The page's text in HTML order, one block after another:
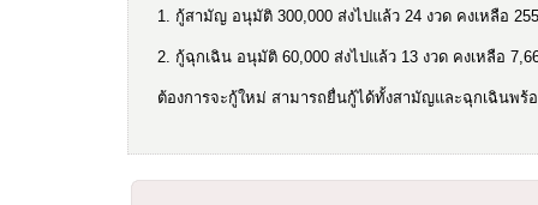
1. กู้สามัญ อนุมัติ 300,000 ส่งไปแล้ว 24 งวด คงเหลือ
2. กู้ฉุกเฉิน อนุมัติ 60,000 ส่งไปแล้ว 13 งวด คงเหลือ
ต้องการจะกู้ใหม่ สามารถยื่นกู้ได้ทั้งสามัญและฉุกเฉินพร้